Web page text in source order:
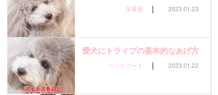
栄養素 | 2023.01.23
愛犬にトライプの基本的なあげ方
ペットフード | 2023.01.22